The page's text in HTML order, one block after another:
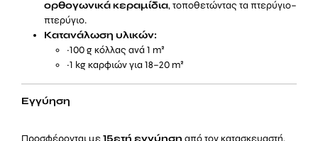
ορθογωνικά κεραμίδια, τοποθετώντας τα πτερύγιο–
πτερύγιο.
Κατανάλωση υλικών:
~100 g κόλλας ανά 1 m²
~1 kg καρφιών για 18–20 m²
Εγγύηση
Προσφέρονται με15ετή εγγύηση από τον κατασκευαστή,